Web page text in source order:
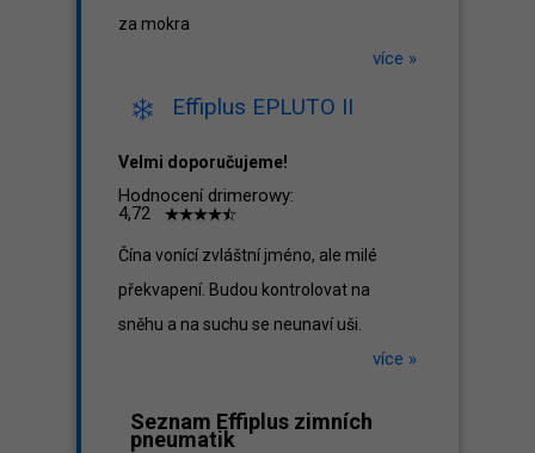
za mokra
více »
Effiplus EPLUTO II
Velmi doporučujeme!
Hodnocení drimerowy:
4,72
Čína vonící zvláštní jméno, ale milé
překvapení. Budou kontrolovat na
sněhu a na suchu se neunaví uši.
více »
Seznam Effiplus zimních
pneumatik